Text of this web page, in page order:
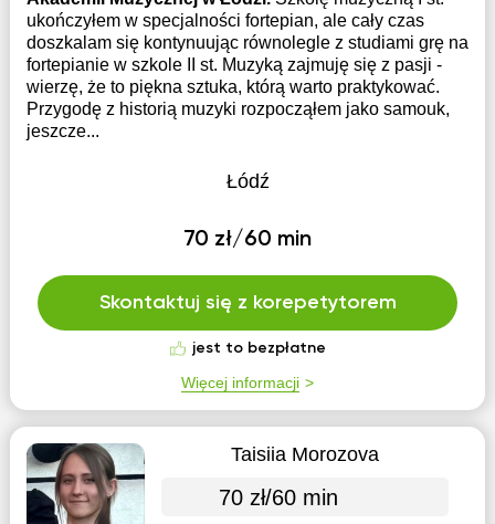
ukończyłem w specjalności fortepian, ale cały czas
doszkalam się kontynuując równolegle z studiami grę na
fortepianie w szkole II st. Muzyką zajmuję się z pasji -
wierzę, że to piękna sztuka, którą warto praktykować.
Przygodę z historią muzyki rozpocząłem jako samouk,
jeszcze...
Łódź
70 zł/60 min
Skontaktuj się z korepetytorem
jest to bezpłatne
Więcej informacji
Taisiia Morozova
70 zł/60 min